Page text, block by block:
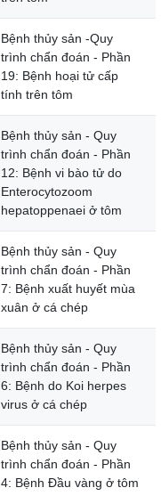
Bệnh thủy sản -Quy
trình chẩn đoán - Phần
19: Bệnh hoại tử cấp
tính trên tôm
Bệnh thủy sản - Quy
trình chẩn đoán - Phần
12: Bệnh vi bào tử do
Enterocytozoom
hepatoppenaei ở tôm
Bệnh thủy sản - Quy
trình chẩn đoán - Phần
7: Bệnh xuất huyết mùa
xuân ở cá chép
Bệnh thủy sản - Quy
trình chẩn đoán - Phần
6: Bệnh do Koi herpes
virus ở cá chép
Bệnh thủy sản - Quy
trình chẩn đoán - Phần
4: Bệnh Đầu vàng ở tôm